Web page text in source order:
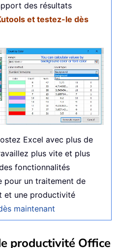
des résultats
et testez-le dès
Excel avec plus de
plus vite et plus
fonctionnalités
pour un traitement de
et une productivité
maintenant
productivité Office